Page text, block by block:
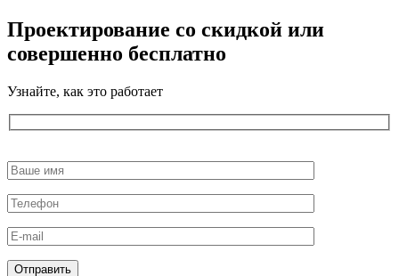
Проектирование со скидкой или
совершенно бесплатно
Узнайте, как это работает
это
пустым.